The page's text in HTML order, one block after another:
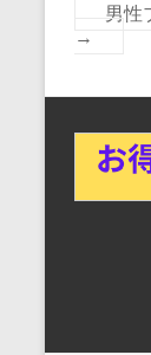
男性
→